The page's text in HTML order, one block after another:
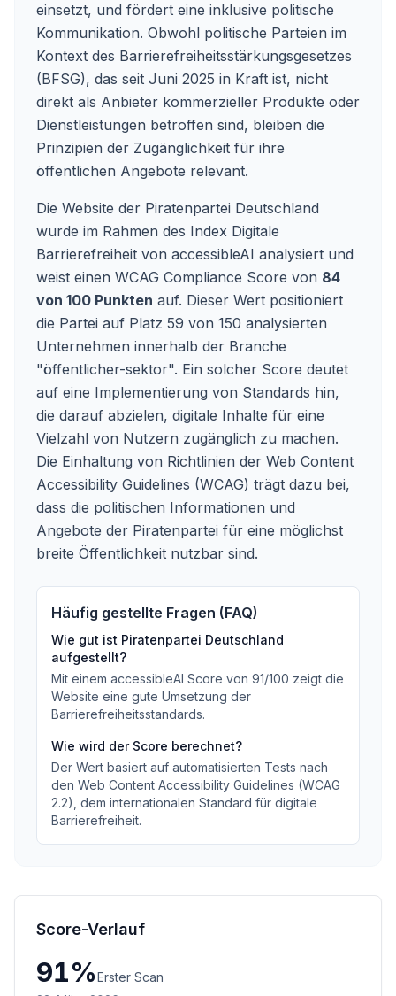
einsetzt, und fördert eine inklusive politische
Kommunikation. Obwohl politische Parteien im
Kontext des Barrierefreiheitsstärkungsgesetzes
(BFSG), das seit Juni 2025 in Kraft ist, nicht
direkt als Anbieter kommerzieller Produkte oder
Dienstleistungen betroffen sind, bleiben die
Prinzipien der Zugänglichkeit für ihre
öffentlichen Angebote relevant.
Die Website der Piratenpartei Deutschland
wurde im Rahmen des Index Digitale
Barrierefreiheit von accessibleAI analysiert und
weist einen WCAG Compliance Score von 84
von 100 Punkten auf. Dieser Wert positioniert
die Partei auf Platz 59 von 150 analysierten
Unternehmen innerhalb der Branche
"öffentlicher-sektor". Ein solcher Score deutet
auf eine Implementierung von Standards hin,
die darauf abzielen, digitale Inhalte für eine
Vielzahl von Nutzern zugänglich zu machen.
Die Einhaltung von Richtlinien der Web Content
Accessibility Guidelines (WCAG) trägt dazu bei,
dass die politischen Informationen und
Angebote der Piratenpartei für eine möglichst
breite Öffentlichkeit nutzbar sind.
Häufig gestellte Fragen (FAQ)
Wie gut ist Piratenpartei Deutschland
aufgestellt?
Mit einem accessibleAI Score von 91/100 zeigt die
Website eine gute Umsetzung der
Barrierefreiheitsstandards.
Wie wird der Score berechnet?
Der Wert basiert auf automatisierten Tests nach
den Web Content Accessibility Guidelines (WCAG
2.2), dem internationalen Standard für digitale
Barrierefreiheit.
Score-Verlauf
91%Erster Scan